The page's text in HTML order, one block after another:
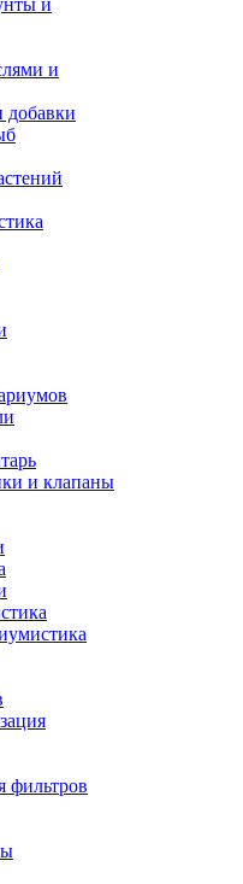
и
и
и клапаны
фильтров